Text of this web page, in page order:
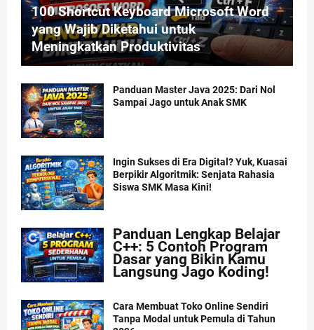
100 Shortcut Keyboard Microsoft Word
yang Wajib Diketahui untuk
Meningkatkan Produktivitas
Panduan Master Java 2025: Dari Nol
Sampai Jago untuk Anak SMK
Ingin Sukses di Era Digital? Yuk, Kuasai
Berpikir Algoritmik: Senjata Rahasia
Siswa SMK Masa Kini!
Panduan Lengkap Belajar
C++: 5 Contoh Program
Dasar yang Bikin Kamu
Langsung Jago Koding!
Cara Membuat Toko Online Sendiri
Tanpa Modal untuk Pemula di Tahun